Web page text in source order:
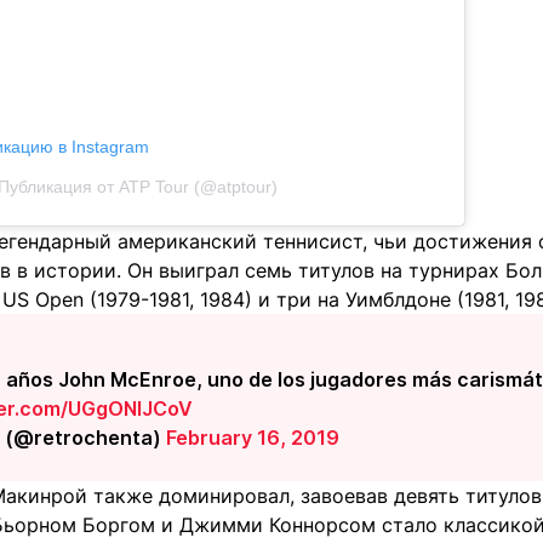
в Instagram
от ATP Tour (@atptour)
американский теннисист, чьи достижения
в истории. Он выиграл семь титулов на турнирах
Open (1979-1981, 1984) и три на Уимблдоне (1981,
John McEnroe, uno de los jugadores más
UGgONIJCoV
February 16, 2019
также доминировал, завоевав девять
Боргом и Джимми Коннорсом стало